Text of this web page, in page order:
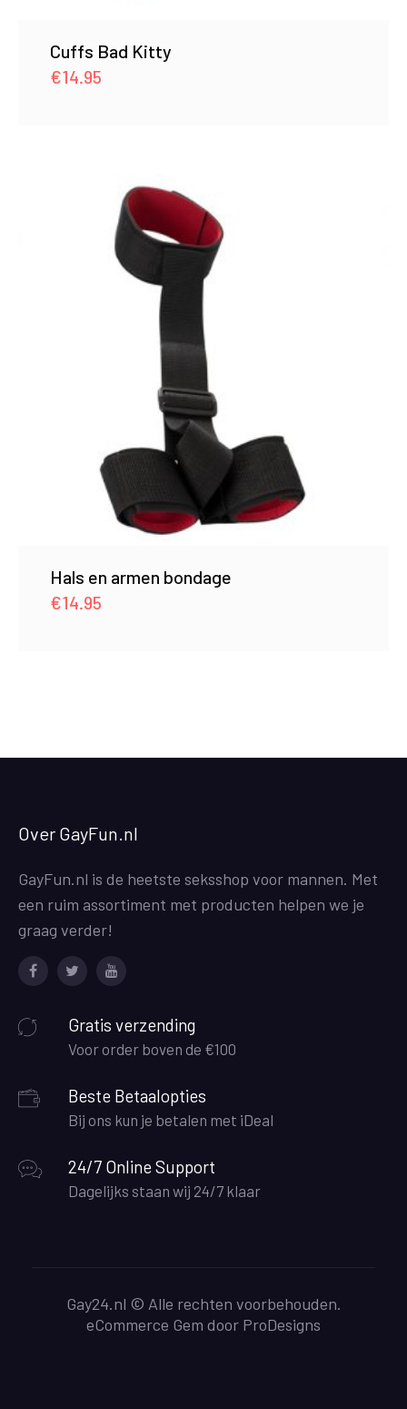
Cuffs Bad Kitty
€14.95
Hals en armen bondage
€14.95
Over GayFun.nl
GayFun.nl is de heetste seksshop voor mannen. Met
een ruim assortiment met producten helpen we je
graag verder!
Gratis verzending
Voor order boven de €100
Beste Betaalopties
Bij ons kun je betalen met iDeal
24/7 Online Support
Dagelijks staan wij 24/7 klaar
Gay24.nl © Alle rechten voorbehouden.
eCommerce Gem door ProDesigns